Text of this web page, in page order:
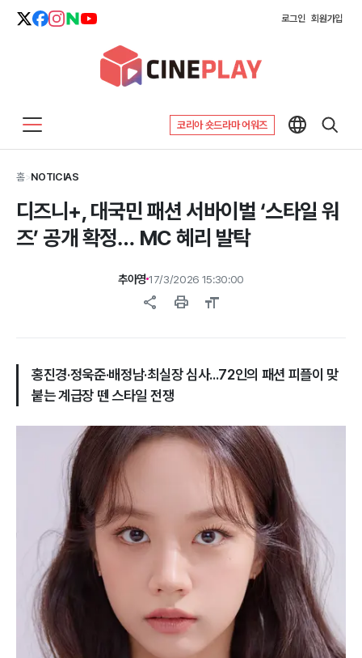
로그인 회원가입
코리아 숏드라마 어워즈
홈>NOTICIAS
디즈니+, 대국민 패션 서바이벌 ‘스타일 워
즈’ 공개 확정… MC 혜리 발탁
추아영 17/3/2026 15:30:00
share print format_size
홍진경·정욱준·배정남·최실장 심사...72인의 패션 피플이 맞
붙는 계급장 뗀 스타일 전쟁